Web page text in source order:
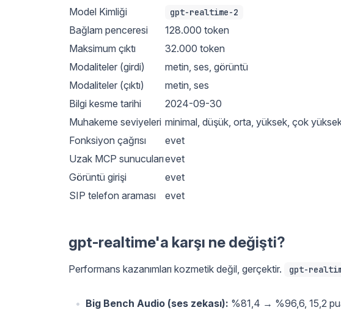
Model Kimliği
gpt-realtime-2
Bağlam penceresi
128.000 token
Maksimum çıktı
32.000 token
Modaliteler (girdi)
metin, ses, görüntü
Modaliteler (çıktı)
metin, ses
Bilgi kesme tarihi
2024-09-30
Muhakeme seviyeleri minimal, düşük, orta, yüksek, çok
Fonksiyon çağrısı
evet
Uzak MCP sunucularıevet
Görüntü girişi
evet
SIP telefon araması
evet
gpt-realtime'a karşı ne değişti?
Performans kazanımları kozmetik değil, gerçektir. gpt-
Big Bench Audio (ses zekası): %81,4 → %96,6, 15,2